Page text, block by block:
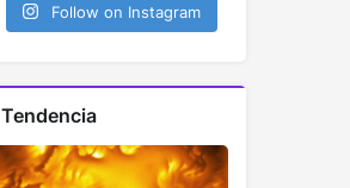
Follow on Instagram
Tendencia